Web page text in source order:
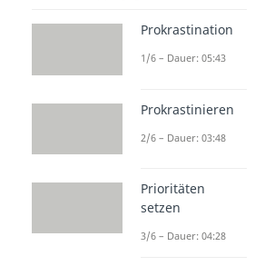
Prokrastination
1/6 – Dauer: 05:43
Prokrastinieren
2/6 – Dauer: 03:48
Prioritäten
setzen
3/6 – Dauer: 04:28